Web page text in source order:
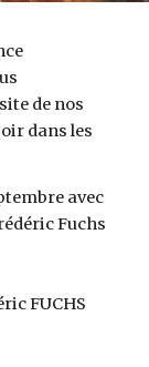
de nos
dans les
avec
Fuchs
FUCHS